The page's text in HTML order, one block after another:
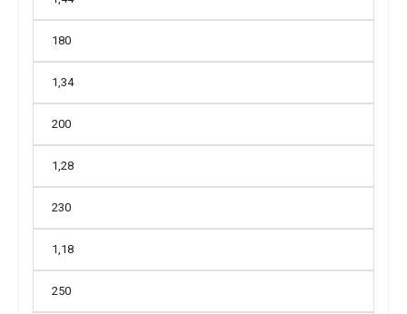
180
1,34
200
1,28
230
1,18
250